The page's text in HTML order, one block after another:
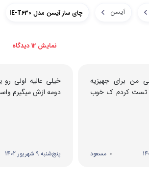
آیسن چای ساز آیسن مدل IE-T630
نمایش 12 دیدگاه
من برای جهیزیه
تست کردم ک خوب
مسعود
خیلی عالیه اولی رو
دومه ازش میگیرم
پنج‌شنبه 9 شهریور 1402